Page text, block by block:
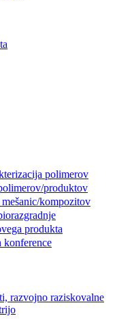
polimerov
produktov
kompozitov
produkta
konference
razvojno raziskovalne